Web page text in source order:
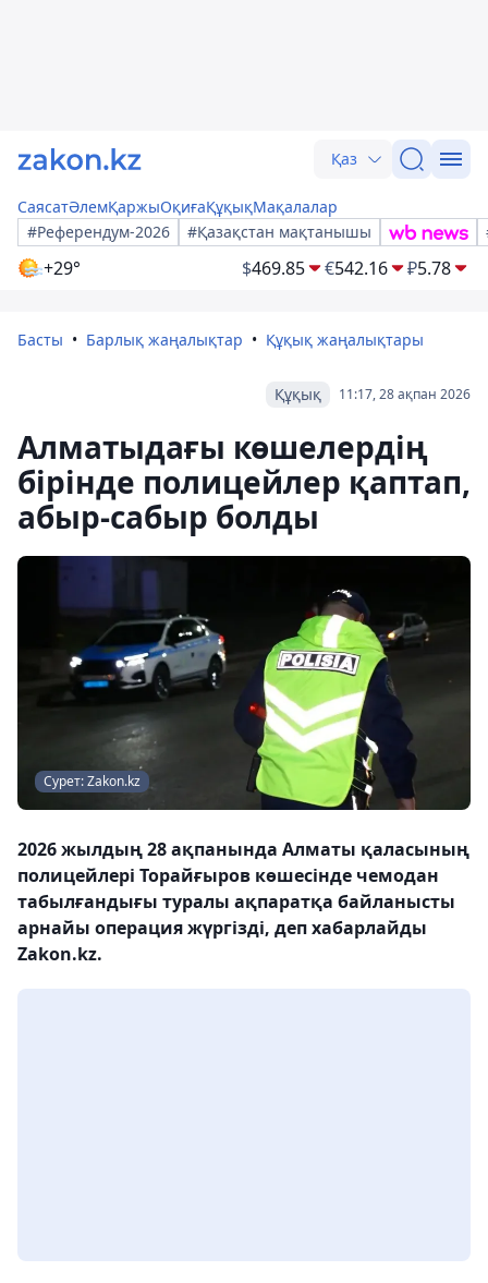
Қаз
СаясатӘлемҚаржыОқиғаҚұқықМақалалар
#Референдум-2026
#Қазақстан мақтанышы
+29° $469.85 €542.16 ₽5.78
Басты Барлық жаңалықтар Құқық жаңалықтары
11:17, 28 ақпан 2026
Құқық
Алматыдағы көшелердің
бірінде полицейлер қаптап,
абыр-сабыр болды
Сурет: Zakon.kz
2026 жылдың 28 ақпанында Алматы қаласының
полицейлері Торайғыров көшесінде чемодан
табылғандығы туралы ақпаратқа байланысты
арнайы операция жүргізді, деп хабарлайды
Zakon.kz.